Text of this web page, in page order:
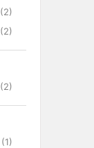
(2)
(2)
(2)
(1)